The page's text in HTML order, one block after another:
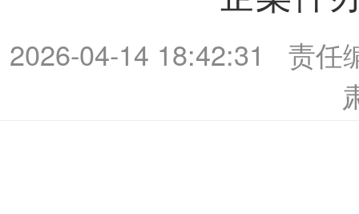
2026-04-14 18:42:31
责任